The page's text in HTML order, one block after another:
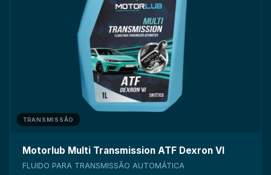
TRANSMISSÃO
Motorlub Multi Transmission ATF Dexron VI
FLUIDO PARA TRANSMISSÃO AUTOMÁTICA